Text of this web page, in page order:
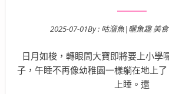
2025-07-01By : 咕溜魚|曬魚趣 美
日月如梭，轉眼間大寶即將要上小學
子，午睡不再像幼稚園一樣躺在地上
上睡。還